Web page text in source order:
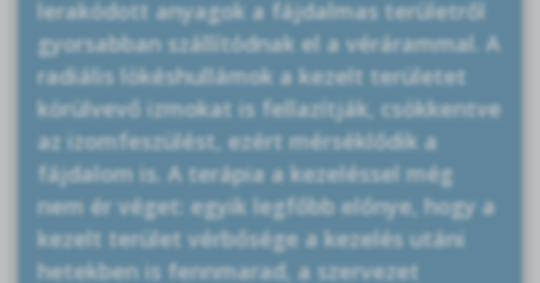
lerakódott anyagok a fájdalmas területről
gyorsabban szállítódnak el a vérárammal. A
radiális lökéshullámok a kezelt területet
körülvevő izmokat is fellazítják, csökkentve
az izomfeszülést, ezért mérséklődik a
fájdalom is. A terápia a kezeléssel még
nem ér véget: egyik legfőbb előnye, hogy a
kezelt terület vérbősége a kezelés utáni
hetekben is fennmarad, a szervezet